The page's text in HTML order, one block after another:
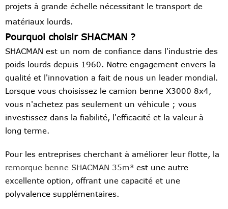
projets à grande échelle nécessitant le transport de
matériaux lourds.
Pourquoi choisir SHACMAN ?
SHACMAN est un nom de confiance dans l'industrie des
poids lourds depuis 1960. Notre engagement envers la
qualité et l'innovation a fait de nous un leader mondial.
Lorsque vous choisissez le camion benne X3000 8x4,
vous n'achetez pas seulement un véhicule ; vous
investissez dans la fiabilité, l'efficacité et la valeur à
long terme.
Pour les entreprises cherchant à améliorer leur flotte, la
remorque benne SHACMAN 35m³ est une autre
excellente option, offrant une capacité et une
polyvalence supplémentaires.